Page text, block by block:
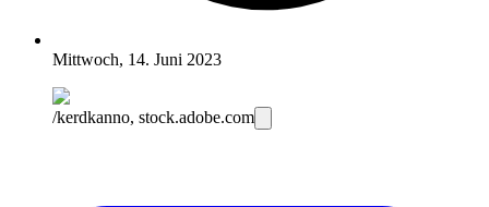
Mittwoch, 14. Juni 2023
/kerdkanno, stock.adobe.com